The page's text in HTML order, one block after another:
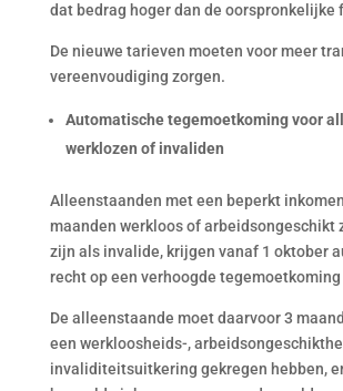
dat bedrag hoger dan de oorspronkelijke
De nieuwe tarieven moeten voor meer
vereenvoudiging zorgen.
Automatische tegemoetkoming voor
werklozen of invaliden
Alleenstaanden met een beperkt
maanden werkloos of arbeidsongeschikt
zijn als invalide, krijgen vanaf 1 oktober
recht op een verhoogde
De alleenstaande moet daarvoor 3
een werkloosheids-,
invaliditeitsuitkering gekregen hebben,